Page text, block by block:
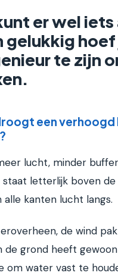
er wel iets
gelukkig
te zijn
een verhoogd
lucht, minder
letterlijk boven de
alle kanten lucht langs.
de wind
de grond heeft gewoon
om water vast te